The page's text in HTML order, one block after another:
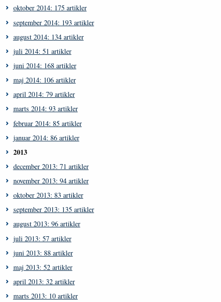
oktober 2014: 175 artikler
september 2014: 193 artikler
august 2014: 134 artikler
juli 2014: 51 artikler
juni 2014: 168 artikler
maj 2014: 106 artikler
april 2014: 79 artikler
marts 2014: 93 artikler
februar 2014: 85 artikler
januar 2014: 86 artikler
2013
december 2013: 71 artikler
november 2013: 94 artikler
oktober 2013: 83 artikler
september 2013: 135 artikler
august 2013: 96 artikler
juli 2013: 57 artikler
juni 2013: 88 artikler
maj 2013: 52 artikler
april 2013: 32 artikler
marts 2013: 10 artikler